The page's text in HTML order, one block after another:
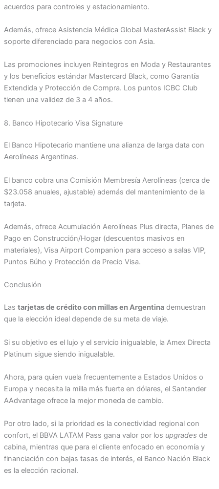
acuerdos para controles y estacionamiento.
Además, ofrece Asistencia Médica Global MasterAssist Black y
soporte diferenciado para negocios con Asia.
Las promociones incluyen Reintegros en Moda y Restaurantes
y los beneficios estándar Mastercard Black, como Garantía
Extendida y Protección de Compra. Los puntos ICBC Club
tienen una validez de 3 a 4 años.
8. Banco Hipotecario Visa Signature
El Banco Hipotecario mantiene una alianza de larga data con
Aerolíneas Argentinas.
El banco cobra una Comisión Membresía Aerolíneas (cerca de
$23.058 anuales, ajustable) además del mantenimiento de la
tarjeta.
Además, ofrece Acumulación Aerolíneas Plus directa, Planes de
Pago en Construcción/Hogar (descuentos masivos en
materiales), Visa Airport Companion para acceso a salas VIP,
Puntos Búho y Protección de Precio Visa.
Conclusión
Las tarjetas de crédito con millas en Argentinademuestran
que la elección ideal depende de su meta de viaje.
Si su objetivo es el lujo y el servicio inigualable, la Amex Directa
Platinum sigue siendo inigualable.
Ahora, para quien vuela frecuentemente a Estados Unidos o
Europa y necesita la milla más fuerte en dólares, el Santander
AAdvantage ofrece la mejor moneda de cambio.
Por otro lado, si la prioridad es la conectividad regional con
confort, el BBVA LATAM Pass gana valor por los upgrades de
cabina, mientras que para el cliente enfocado en economía y
financiación con bajas tasas de interés, el Banco Nación Black
es la elección racional.